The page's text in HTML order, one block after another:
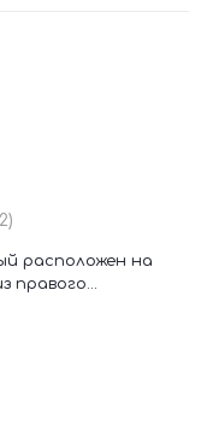
расположен на
правого...